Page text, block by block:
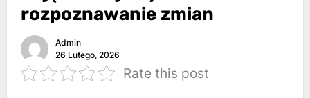
rozpoznawanie zmian
Admin
26 Lutego, 2026
Rate this post